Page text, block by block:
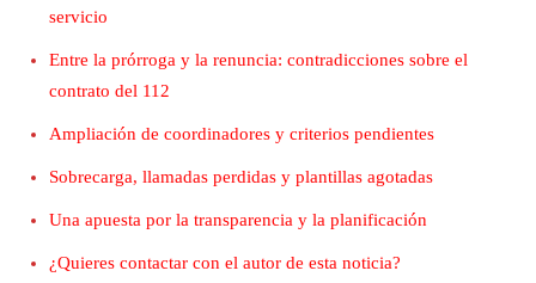
servicio
Entre la prórroga y la renuncia: contradicciones sobre el
contrato del 112
Ampliación de coordinadores y criterios pendientes
Sobrecarga, llamadas perdidas y plantillas agotadas
Una apuesta por la transparencia y la planificación
¿Quieres contactar con el autor de esta noticia?